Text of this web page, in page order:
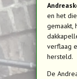
en het
gemaakt,
verflaag
hersteld.
De